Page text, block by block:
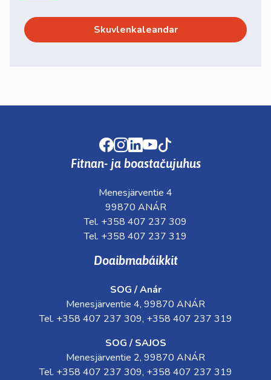
Skuvlenkaleandar
Facebook
Instagram
LinkedIn
Youtube
Fitnan- ja boastačujuhus
Menesjärventie 4
99870 ANÁR
Tel. +358 407 237 309
Tel. +358 407 237 319
Doaibmabáikkit
SOG / Anár
Menesjärventie 4, 99870 ANÁR
Tel. +358 407 237 309, +358 407 237 319
SOG / SAJOS
Menesjärventie 2, 99870 ANÁR
Tel. +358 407 237 309, +358 407 237 319